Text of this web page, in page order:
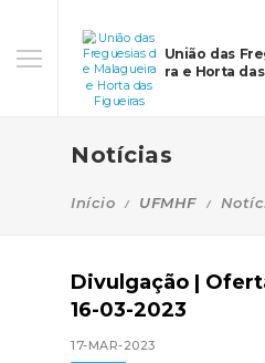
União das
ra e Horta
Notícias
Início UFMHF
Divulgação |
16-03-2023
17-MAR-2023